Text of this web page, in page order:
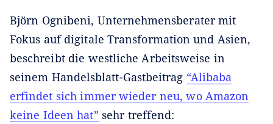
Björn Ognibeni, Unternehmensberater mit
Fokus auf digitale Transformation und Asien,
beschreibt die westliche Arbeitsweise in
seinem Handelsblatt-Gastbeitrag “Alibaba
erfindet sich immer wieder neu, wo Amazon
keine Ideen hat” sehr treffend: